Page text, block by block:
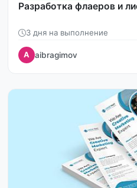
Разработка флаеров и
3 дня на выполнение
A aibragimov